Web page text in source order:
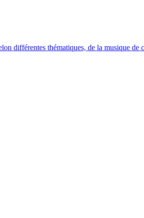
différentes thématiques, de la musique de